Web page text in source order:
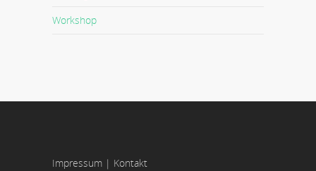
Workshop
Impressum | Kontakt